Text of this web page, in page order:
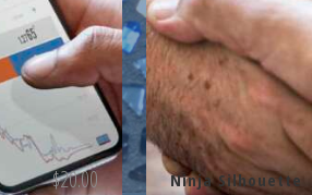
$20.00 Ninja Silhouette